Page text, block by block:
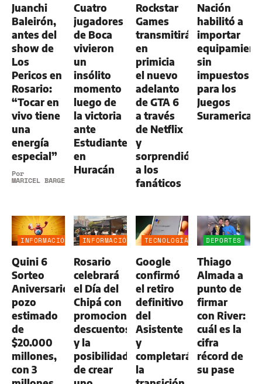
Juanchi
Baleirón,
antes del
show de
Los
Pericos en
Rosario:
“Tocar en
vivo tiene
una
energía
especial”
Por
MARICEL BARGERI
Cuatro
jugadores
de Boca
vivieron
un
insólito
momento
luego de
la victoria
ante
Estudiantes
en
Huracán
Rockstar
Games
transmitirá
en
primicia
el nuevo
adelanto
de GTA 6
a través
de Netflix
y
sorprendió
a los
fanáticos
AGRO
Nación
habilitó a
importar
sin
impuestos
para los
Juegos
INFORMACIÓN
Quini 6
Sorteo
Aniversario:
pozo
estimado
de
$20.000
millones,
con 3
INFORMACIÓN
Rosario
celebrará
el Día del
Chipá con
promociones,
descuentos
y la
posibilidad
de crear
TECNOLOGÍA
Google
confirmó
el retiro
definitivo
del
Asistente
y
completará
la
DEPORTES
Thiago
Almada a
punto de
firmar
con River:
cuál es la
cifra
récord de
su pase